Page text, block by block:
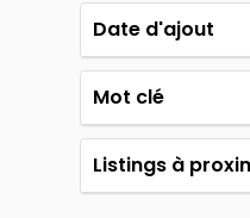
Date d'ajout
Mot clé
Listings à